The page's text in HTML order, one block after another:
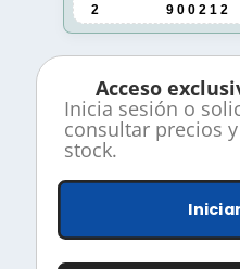
2 9 0 0 2 1 2
Acceso
Inicia sesión o
consultar precios
stock.